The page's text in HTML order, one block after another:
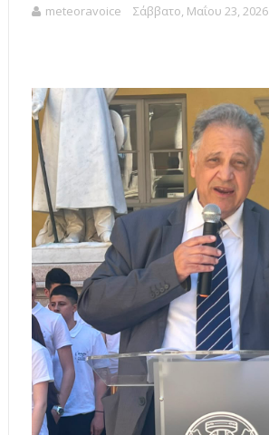
meteoravoice Σάββατο, Μαΐου 23, 2026